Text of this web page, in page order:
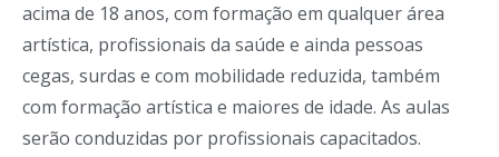
acima de 18 anos, com formação em qualquer área
artística, profissionais da saúde e ainda pessoas
cegas, surdas e com mobilidade reduzida, também
com formação artística e maiores de idade. As aulas
serão conduzidas por profissionais capacitados.